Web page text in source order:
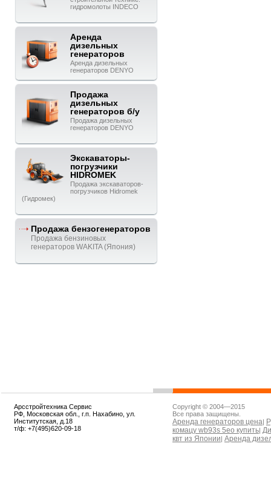
гидромолоты INDECO
Аренда
дизельных
генераторов
Аренда дизельных
генераторов DENYO
Продажа
дизельных
генераторов б/у
Продажа дизельных
генераторов DENYO
Экскаваторы-
погрузчики
HIDROMEK
Продажа экскаваторов-
погрузчиков Hidromek
(Гидромек)
Продажа бензогенераторов
Продажа бензиновых
генераторов WAKITA (Япония)
Copyright © 2004—2015
Все права защищены.
Аренда генераторов цена|
комацу wb93s 5eo купить|
квт из Японии| Аренда
Арсстройтехника Сервис
РФ, Московская обл., г.п. Нахабино, ул.
Институтская, д.18
т/ф: +7(495)620-09-18